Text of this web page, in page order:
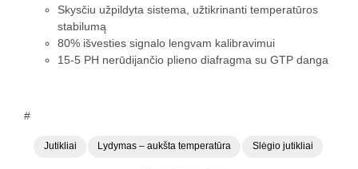
Skysčiu užpildyta sistema, užtikrinanti temperatūros
stabilumą
80% išvesties signalo lengvam kalibravimui
15-5 PH nerūdijančio plieno diafragma su GTP danga
#
Jutikliai Lydymas – aukšta temperatūra Slėgio jutikliai